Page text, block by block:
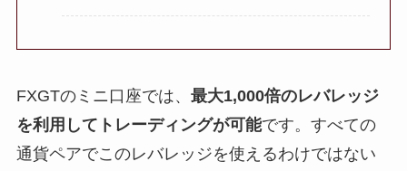
FXGTのミニ口座では、 最大1,000倍のレバレッジ
を利用してトレーディングが可能です。すべての
通貨ペアでこのレバレッジを使えるわけではない